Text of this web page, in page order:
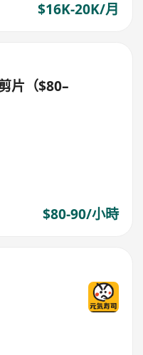
$16K-20K/月
片（$80–
$80-90/小時